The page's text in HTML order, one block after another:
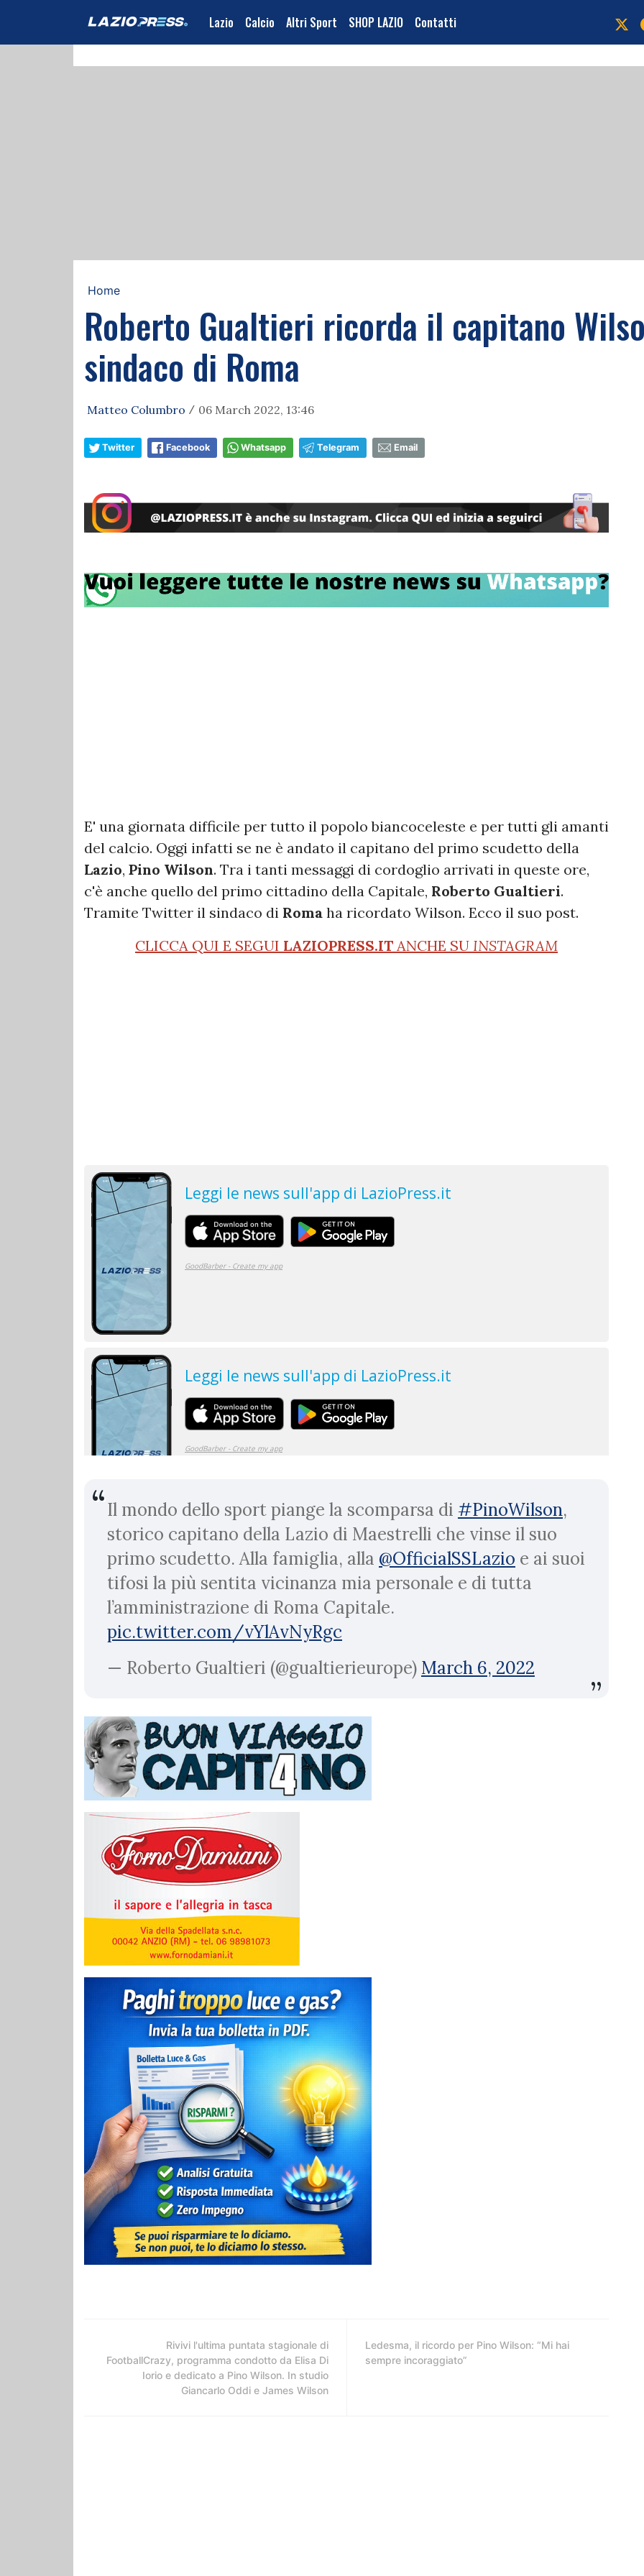
Lazio Calcio Altri Sport SHOP LAZIO Contatti
Home
Roberto Gualtieri ricorda il capitano
sindaco di Roma
Matteo Columbro / 06 March 2022, 13:46
Twitter Facebook Whatsapp Telegram Email
E' una giornata difficile per tutto il popolo biancoceleste e per tutti gli amanti
del calcio. Oggi infatti se ne è andato il capitano del primo scudetto della
Lazio, Pino Wilson. Tra i tanti messaggi di cordoglio arrivati in queste ore,
c'è anche quello del primo cittadino della Capitale, Roberto Gualtieri.
Tramite Twitter il sindaco di Roma ha ricordato Wilson. Ecco il suo post.
CLICCA QUI E SEGUI LAZIOPRESS.IT ANCHE SU INSTAGRAM
Il mondo dello sport piange la scomparsa di #PinoWilson,
storico capitano della Lazio di Maestrelli che vinse il suo
primo scudetto. Alla famiglia, alla @OfficialSSLazio e ai suoi
tifosi la più sentita vicinanza mia personale e di tutta
l’amministrazione di Roma Capitale.
pic.twitter.com/vYlAvNyRgc
— Roberto Gualtieri (@gualtierieurope) March 6, 2022
Rivivi l'ultima puntata stagionale di
FootballCrazy, programma condotto da Elisa Di
Iorio e dedicato a Pino Wilson. In studio
Giancarlo Oddi e James Wilson
Ledesma, il ricordo per Pino Wilson: “Mi hai
sempre incoraggiato”